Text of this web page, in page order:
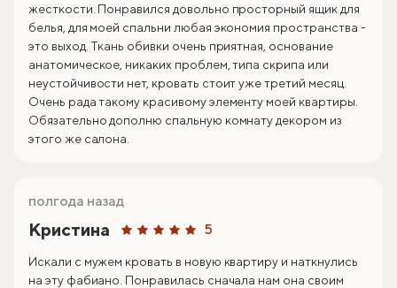
жесткости. Понравился довольно просторный ящик для
белья, для моей спальни любая экономия пространства -
это выход. Ткань обивки очень приятная, основание
анатомическое, никаких проблем, типа скрипа или
неустойчивости нет, кровать стоит уже третий месяц.
Очень рада такому красивому элементу моей квартиры.
Обязательно дополню спальную комнату декором из
этого же салона.
Кристина 5
полгода назад
Искали с мужем кровать в новую квартиру и наткнулись
на эту фабиано. Понравилась сначала нам она своим